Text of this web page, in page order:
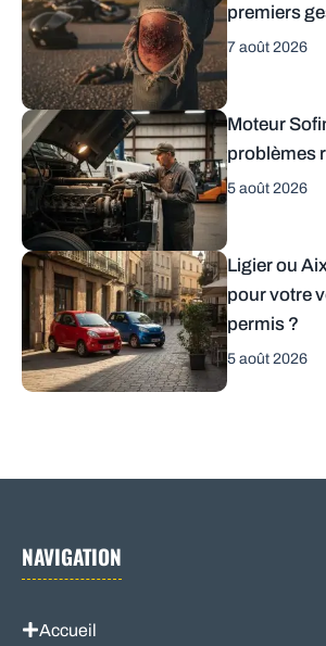
premiers
7 août 2026
Moteur
problèmes
5 août 2026
Ligier ou
pour votre
permis ?
5 août 2026
NAVIGATION
Accueil